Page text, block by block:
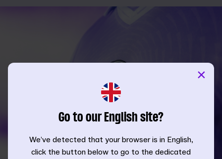
Go to our English site?
We’ve detected that your browser is in English,
click the button below to go to the dedicated
×